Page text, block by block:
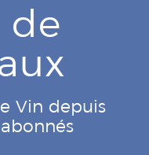
de
Vin depuis